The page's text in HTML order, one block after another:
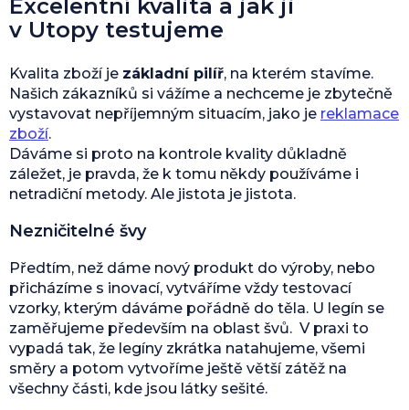
Excelentní kvalita a jak ji
v Utopy testujeme
Kvalita zboží je základní pilíř, na kterém stavíme.
Našich zákazníků si vážíme a nechceme je zbytečně
vystavovat nepříjemným situacím, jako je reklamace
zboží.
Dáváme si proto na kontrole kvality důkladně
záležet, je pravda, že k tomu někdy používáme i
netradiční metody. Ale jistota je jistota.
Nezničitelné švy
Předtím, než dáme nový produkt do výroby, nebo
přicházíme s inovací, vytváříme vždy testovací
vzorky, kterým dáváme pořádně do těla. U legín se
zaměřujeme především na oblast švů. V praxi to
vypadá tak, že legíny zkrátka natahujeme, všemi
směry a potom vytvoříme ještě větší zátěž na
všechny části, kde jsou látky sešité.